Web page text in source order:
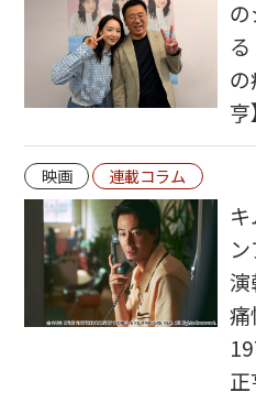
亨】
映画 連載コラム
演
痛
正